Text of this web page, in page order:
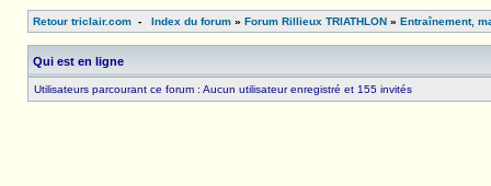
Retour triclair.com - Index du forum » Forum Rillieux TRIATHLON » Entraînement,
Qui est en ligne
Utilisateurs parcourant ce forum : Aucun utilisateur enregistré et 155 invités